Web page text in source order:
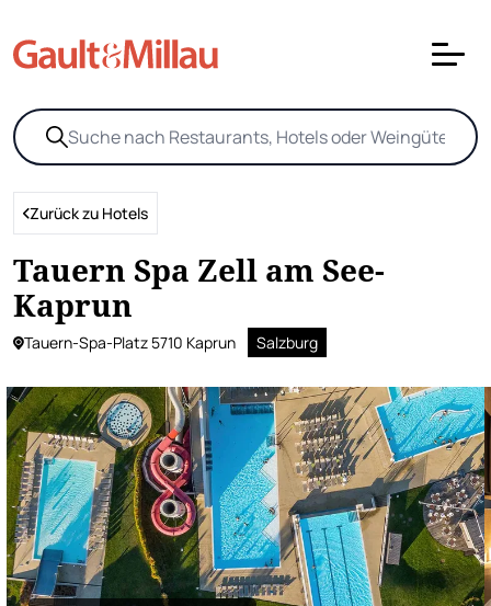
Zurück zu Hotels
Tauern Spa Zell am See-
Kaprun
Tauern-Spa-Platz 5710 Kaprun Salzburg